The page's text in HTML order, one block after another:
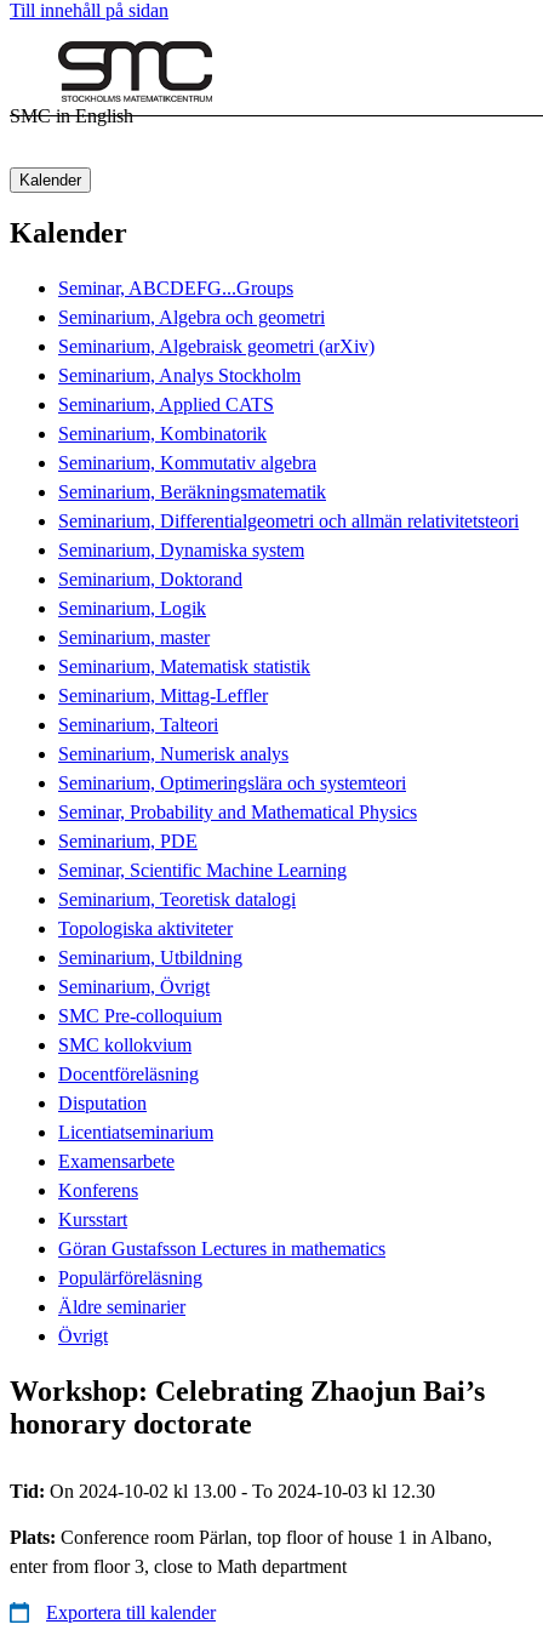
Till innehåll på sidan
SMC in English
Kalender
Kalender
Seminar, ABCDEFG...Groups
Seminarium, Algebra och geometri
Seminarium, Algebraisk geometri (arXiv)
Seminarium, Analys Stockholm
Seminarium, Applied CATS
Seminarium, Kombinatorik
Seminarium, Kommutativ algebra
Seminarium, Beräkningsmatematik
Seminarium, Differentialgeometri och allmän relativitetsteori
Seminarium, Dynamiska system
Seminarium, Doktorand
Seminarium, Logik
Seminarium, master
Seminarium, Matematisk statistik
Seminarium, Mittag-Leffler
Seminarium, Talteori
Seminarium, Numerisk analys
Seminarium, Optimeringslära och systemteori
Seminar, Probability and Mathematical Physics
Seminarium, PDE
Seminar, Scientific Machine Learning
Seminarium, Teoretisk datalogi
Topologiska aktiviteter
Seminarium, Utbildning
Seminarium, Övrigt
SMC Pre-colloquium
SMC kollokvium
Docentföreläsning
Disputation
Licentiatseminarium
Examensarbete
Konferens
Kursstart
Göran Gustafsson Lectures in mathematics
Populärföreläsning
Äldre seminarier
Övrigt
Workshop: Celebrating Zhaojun Bai’s
honorary doctorate
Tid: On 2024-10-02 kl 13.00 - To 2024-10-03 kl 12.30
Plats: Conference room Pärlan, top floor of house 1 in Albano,
enter from floor 3, close to Math department
Exportera till kalender